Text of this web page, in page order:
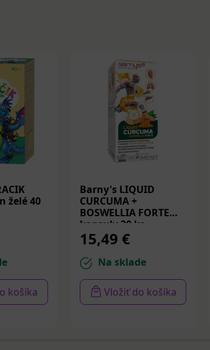
želé 40
košíka
Barny's LIQUID
CURCUMA +
BOSWELLIA FORTE
kapsuly 30 ks
15,49 €
Na sklade
Vložiť do košíka